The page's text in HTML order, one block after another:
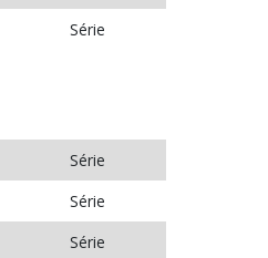
Série
Série
Série
Série